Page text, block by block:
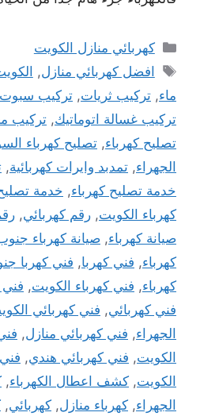
التصنيفات
كهربائي منازل الكويت
الوسوم
افضل كهربائي منازل,
ماء, تركيب ثريات, تركيب سبوت
تركيب غسالة اتوماتيك, تركيب
تصليح كهرباء, تصليح كهرباء
الجهراء, تمدبد وايرات كهربائية,
خدمة تصليح كهرباء, خدمة
كهرباء الكويت, رقم كهربائي,
صيانة كهرباء, صيانة كهرباء
كهرباء, فني كهربا, فني كهربا
كهرباء, فني كهرباء الكويت, فني
فني كهربائي, فني كهربائي
الجهراء, فني كهربائي منازل,
الكويت, فني كهربائي هندي,
الكويت, كشف اعطال الكهرباء,
الجهراء, كهرباء منازل, كهربائي,